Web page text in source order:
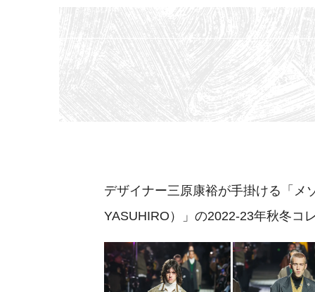
デザイナー三原康裕が手掛ける「メ
YASUHIRO）」の2022-23年秋冬コ